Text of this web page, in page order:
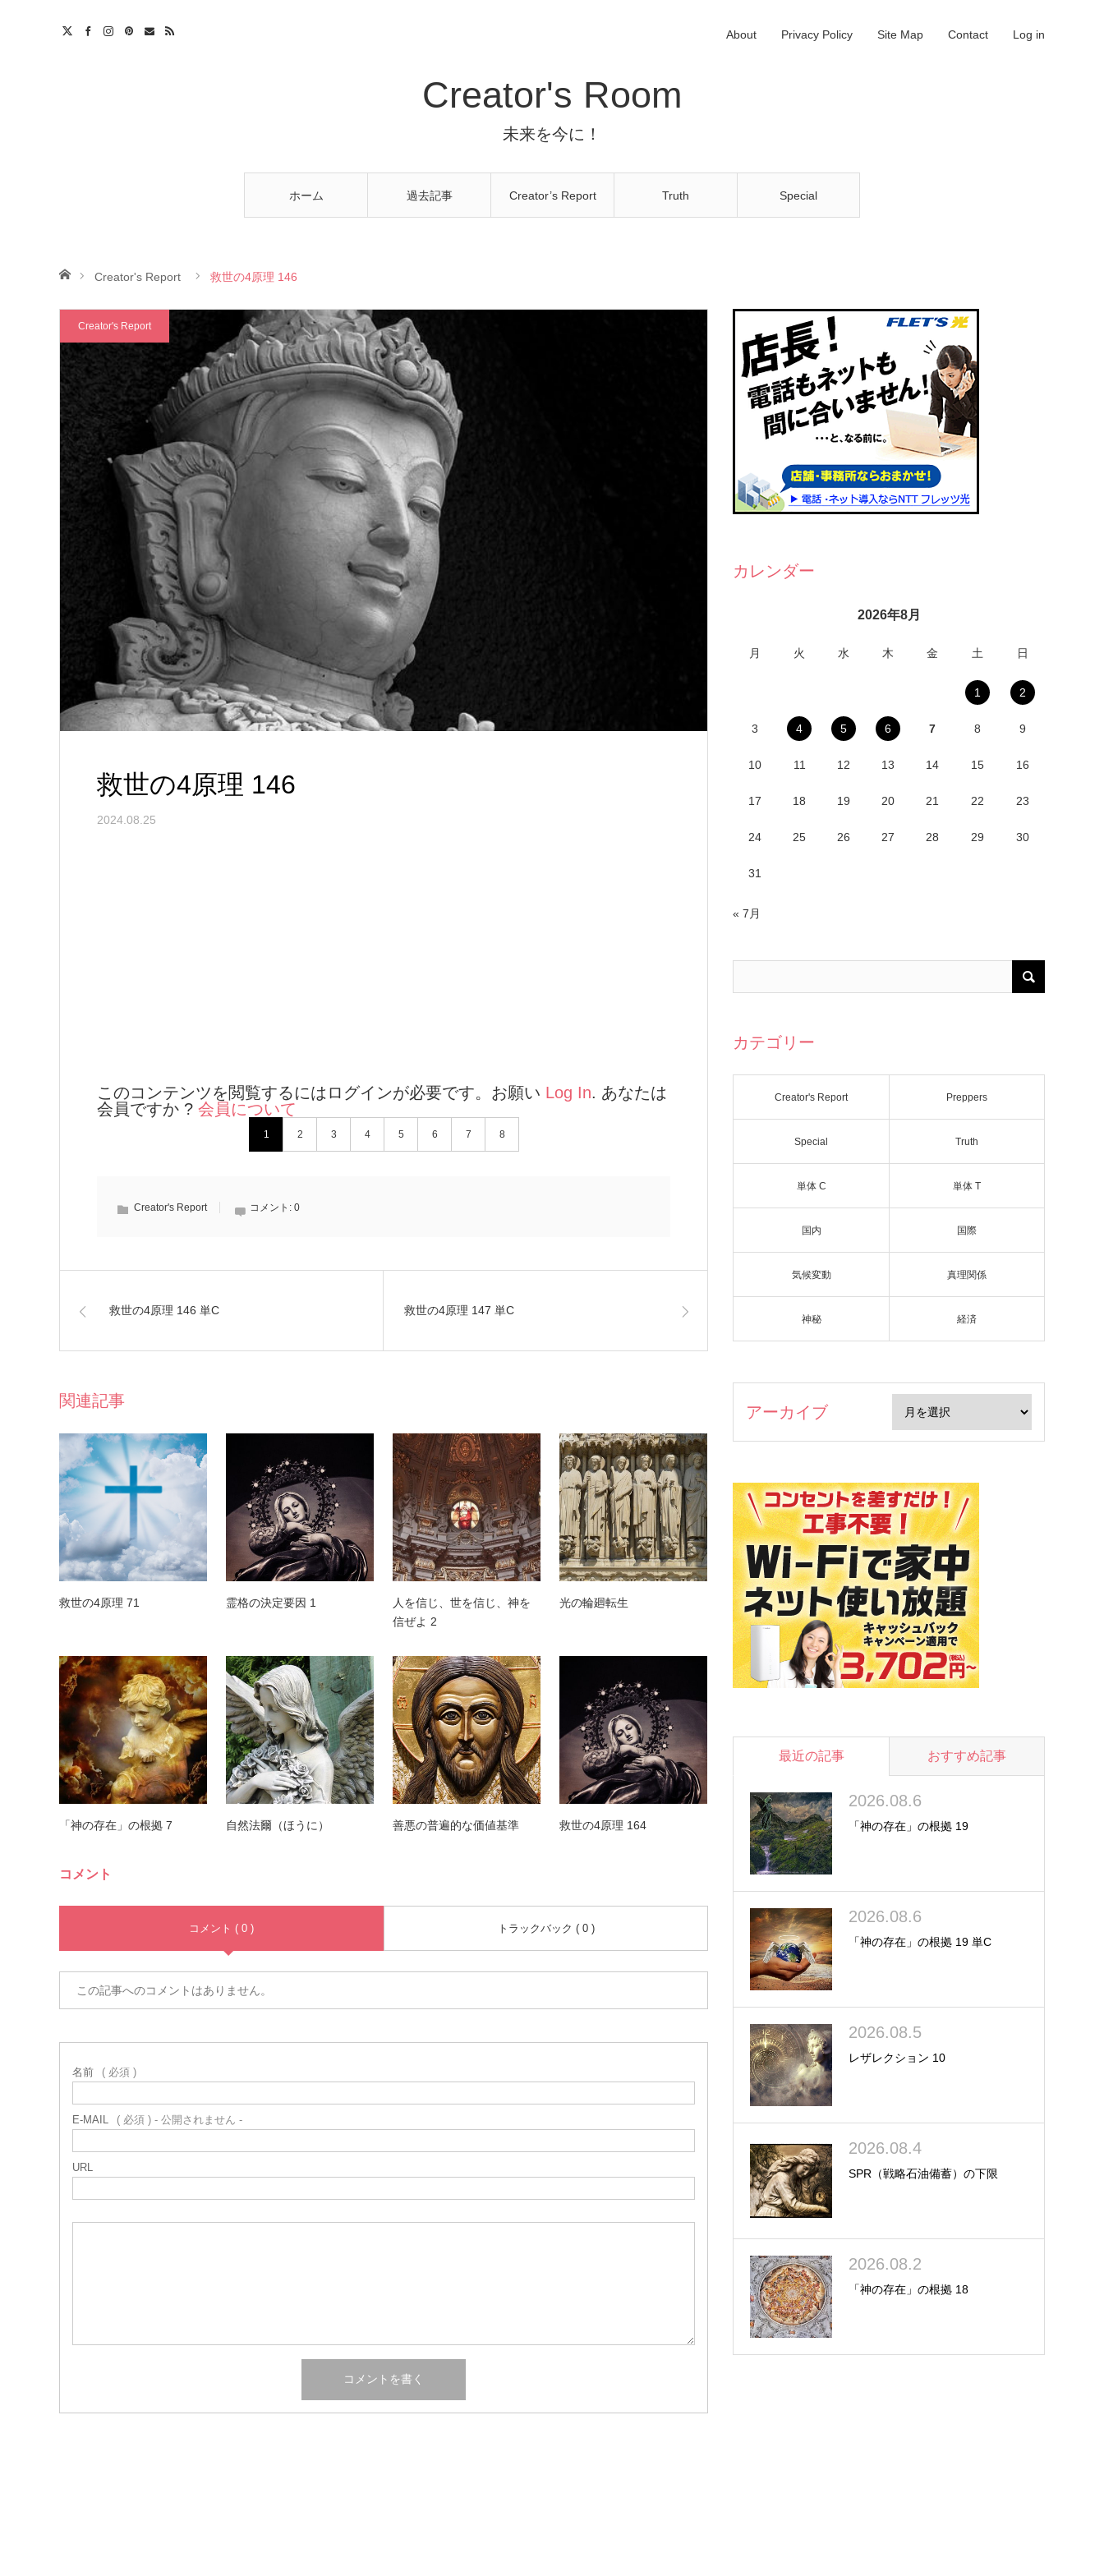
Creator's Room
未来を今に！
ホーム 過去記事 Creator’s Report Truth Special
About Privacy Policy Site Map Contact Log in
ホームCreator's Report 救世の4原理 146
Creator's Report
救世の4原理 146
2024.08.25
このコンテンツを閲覧するにはログインが必要です。お願い Log In. あなたは
会員ですか ? 会員について
1 2 3 4 5 6 7 8
Creator's Report コメント: 0
救世の4原理 146 単C 救世の4原理 147 単C
関連記事
救世の4原理 71 霊格の決定要因 1
人を信じ、世を信じ、神を
信ぜよ 2
光の輪廻転生
「神の存在」の根拠 7 自然法爾（ほうに） 善悪の普遍的な価値基準 救世の4原理 164
コメント
コメント ( 0 ) トラックバック ( 0 )
この記事へのコメントはありません。
名前 ( 必須 )
E-MAIL ( 必須 ) - 公開されません -
URL
カレンダー
2026年8月
月 火 水 木 金 土 日
1 2
3 4 5 6 7 8 9
10 11 12 13 14 15 16
17 18 19 20 21 22 23
24 25 26 27 28 29 30
31
« 7月
カテゴリー
Creator's Report Preppers
Special Truth
単体 C 単体 T
国内 国際
気候変動 真理関係
神秘 経済
アーカイブ
最近の記事 おすすめ記事
2026.08.6
「神の存在」の根拠 19
2026.08.6
「神の存在」の根拠 19 単C
2026.08.5
レザレクション 10
2026.08.4
SPR（戦略石油備蓄）の下限
2026.08.2
「神の存在」の根拠 18